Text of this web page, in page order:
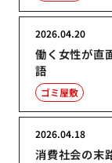
働く女性が直
語
2026.04.20
ゴミ屋敷
消費社会の末
2026.04.18